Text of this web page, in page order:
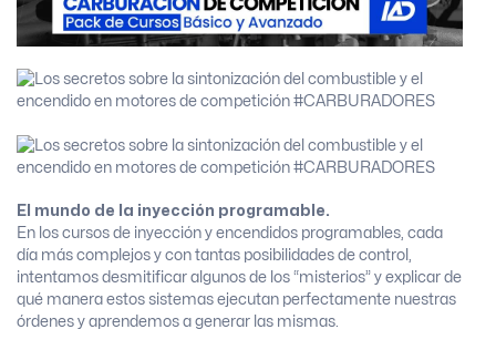
El mundo de la inyección programable.
En los cursos de inyección y encendidos programables, cada
día más complejos y con tantas posibilidades de control,
intentamos desmitificar algunos de los “misterios” y explicar de
qué manera estos sistemas ejecutan perfectamente nuestras
órdenes y aprendemos a generar las mismas.